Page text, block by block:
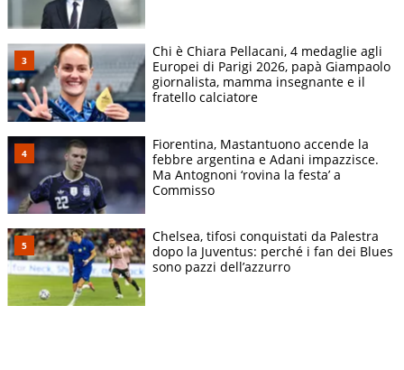
Chi è Chiara Pellacani, 4 medaglie agli
Europei di Parigi 2026, papà Giampaolo
giornalista, mamma insegnante e il
fratello calciatore
Fiorentina, Mastantuono accende la
febbre argentina e Adani impazzisce.
Ma Antognoni ‘rovina la festa’ a
Commisso
Chelsea, tifosi conquistati da Palestra
dopo la Juventus: perché i fan dei Blues
sono pazzi dell’azzurro